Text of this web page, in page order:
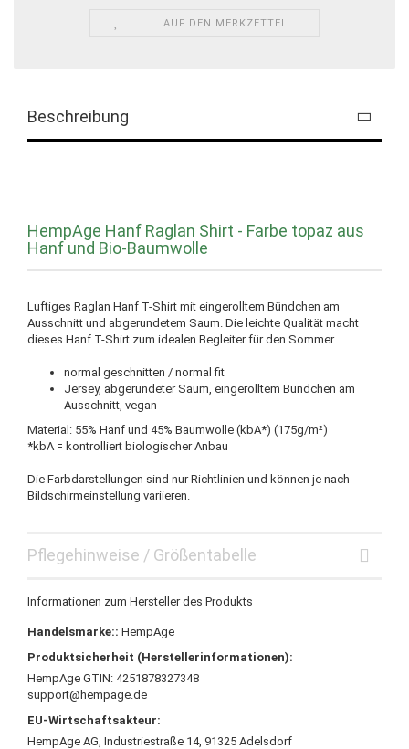
AUF DEN MERKZETTEL
Beschreibung
HempAge Hanf Raglan Shirt - Farbe topaz aus
Hanf und Bio-Baumwolle
Luftiges Raglan Hanf T-Shirt mit eingerolltem Bündchen am
Ausschnitt und abgerundetem Saum. Die leichte Qualität macht
dieses Hanf T-Shirt zum idealen Begleiter für den Sommer.
normal geschnitten / normal fit
Jersey, abgerundeter Saum, eingerolltem Bündchen am
Ausschnitt, vegan
Material: 55% Hanf und 45% Baumwolle (kbA*) (175g/m²)
*kbA = kontrolliert biologischer Anbau
Die Farbdarstellungen sind nur Richtlinien und können je nach
Bildschirmeinstellung variieren.
Pflegehinweise / Größentabelle
Informationen zum Hersteller des Produkts
Handelsmarke:: HempAge
Produktsicherheit (Herstellerinformationen):
HempAge GTIN: 4251878327348
support@hempage.de
EU-Wirtschaftsakteur:
HempAge AG, Industriestraße 14, 91325 Adelsdorf